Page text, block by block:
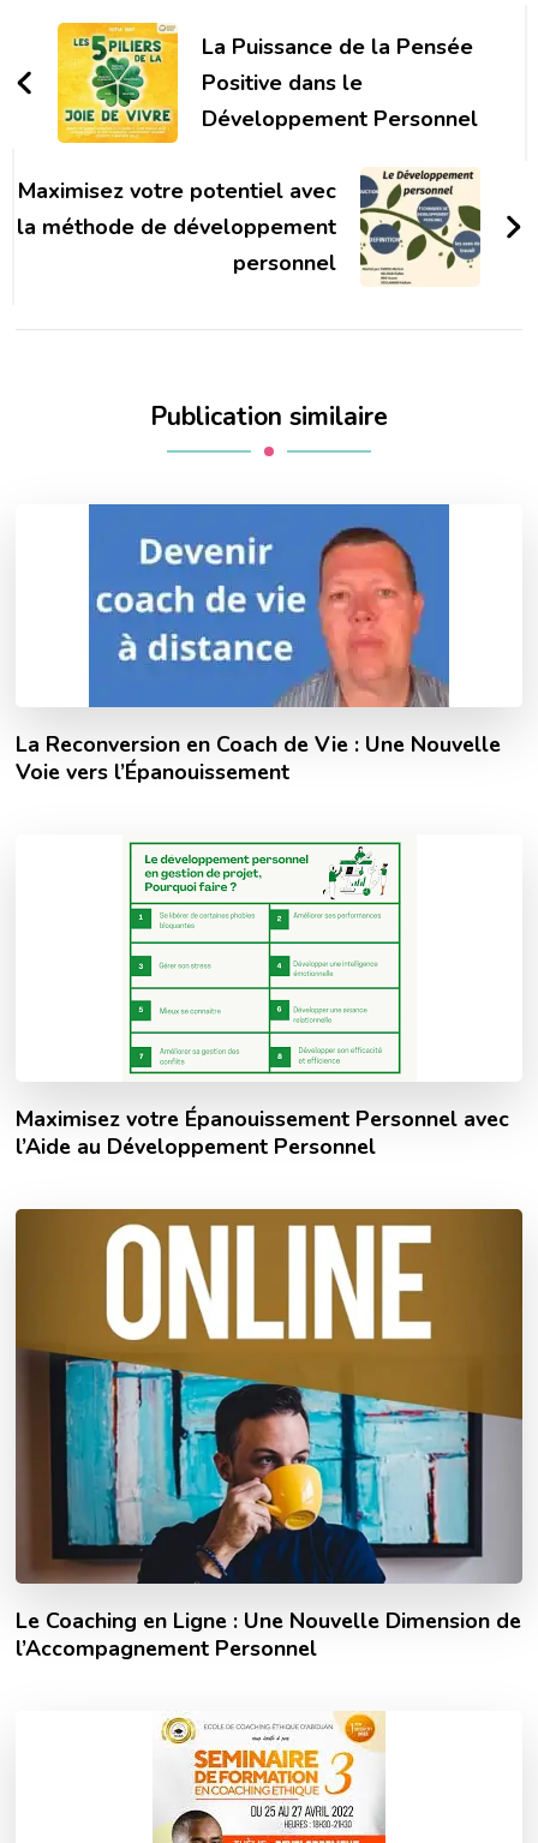
d'article
La Puissance de la Pensée
Positive dans le
Développement Personnel
Maximisez votre potentiel avec
la méthode de développement
personnel
Publication similaire
La Reconversion en Coach de Vie : Une Nouvelle
Voie vers l’Épanouissement
Maximisez votre Épanouissement Personnel avec
l’Aide au Développement Personnel
Le Coaching en Ligne : Une Nouvelle Dimension de
l’Accompagnement Personnel